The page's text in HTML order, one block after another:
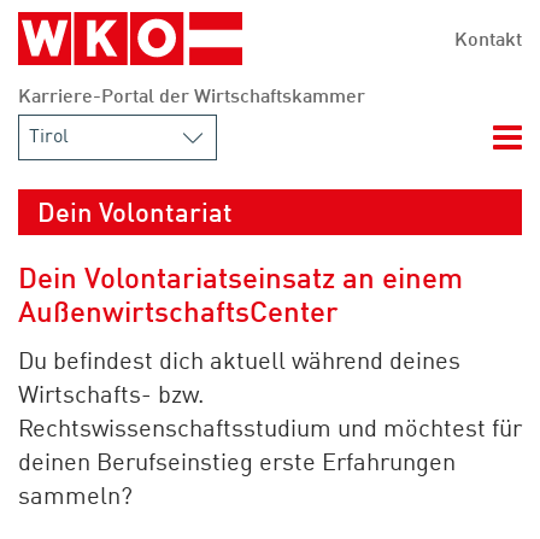
Zum Hauptinhalt springen
Zur Navigation springen
Zum Footer springen
Karriere-Portal der Wirtschaftskammer
Kontakt
Dein Volontariat
Dein Volontariatseinsatz an einem
AußenwirtschaftsCenter
Du befindest dich aktuell während deines
Wirtschafts- bzw.
Rechtswissenschaftsstudium und möchtest für
deinen Berufseinstieg erste Erfahrungen
sammeln?